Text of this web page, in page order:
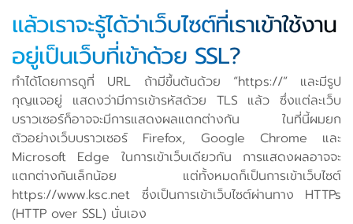
แล้วเราจะรู้ได้ว่าเว็บไซต์ที่เราเข้าใช้งาน
อยู่เป็นเว็บที่เข้าด้วย SSL?
ทำได้โดยการดูที่ URL ถ้ามีขึ้นต้นด้วย “https://” และมีรูป
กุญแจอยู่ แสดงว่ามีการเข้ารหัสด้วย TLS แล้ว ซึ่งแต่ละเว็บ
บราวเซอร์ก็อาจจะมีการแสดงผลแตกต่างกัน ในที่นี้ผมยก
ตัวอย่างเว็บบราวเซอร์ Firefox, Google Chrome และ
Microsoft Edge ในการเข้าเว็บเดียวกัน การแสดงผลอาจจะ
แตกต่างกันเล็กน้อย แต่ทั้งหมดก็เป็นการเข้าเว็บไซต์
https://www.ksc.net ซึ่งเป็นการเข้าเว็บไซต์ผ่านทาง HTTPs
(HTTP over SSL) นั่นเอง